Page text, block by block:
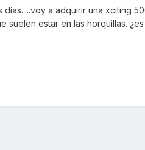
días.....voy a adquirir una xciting
suelen estar en las horquillas.